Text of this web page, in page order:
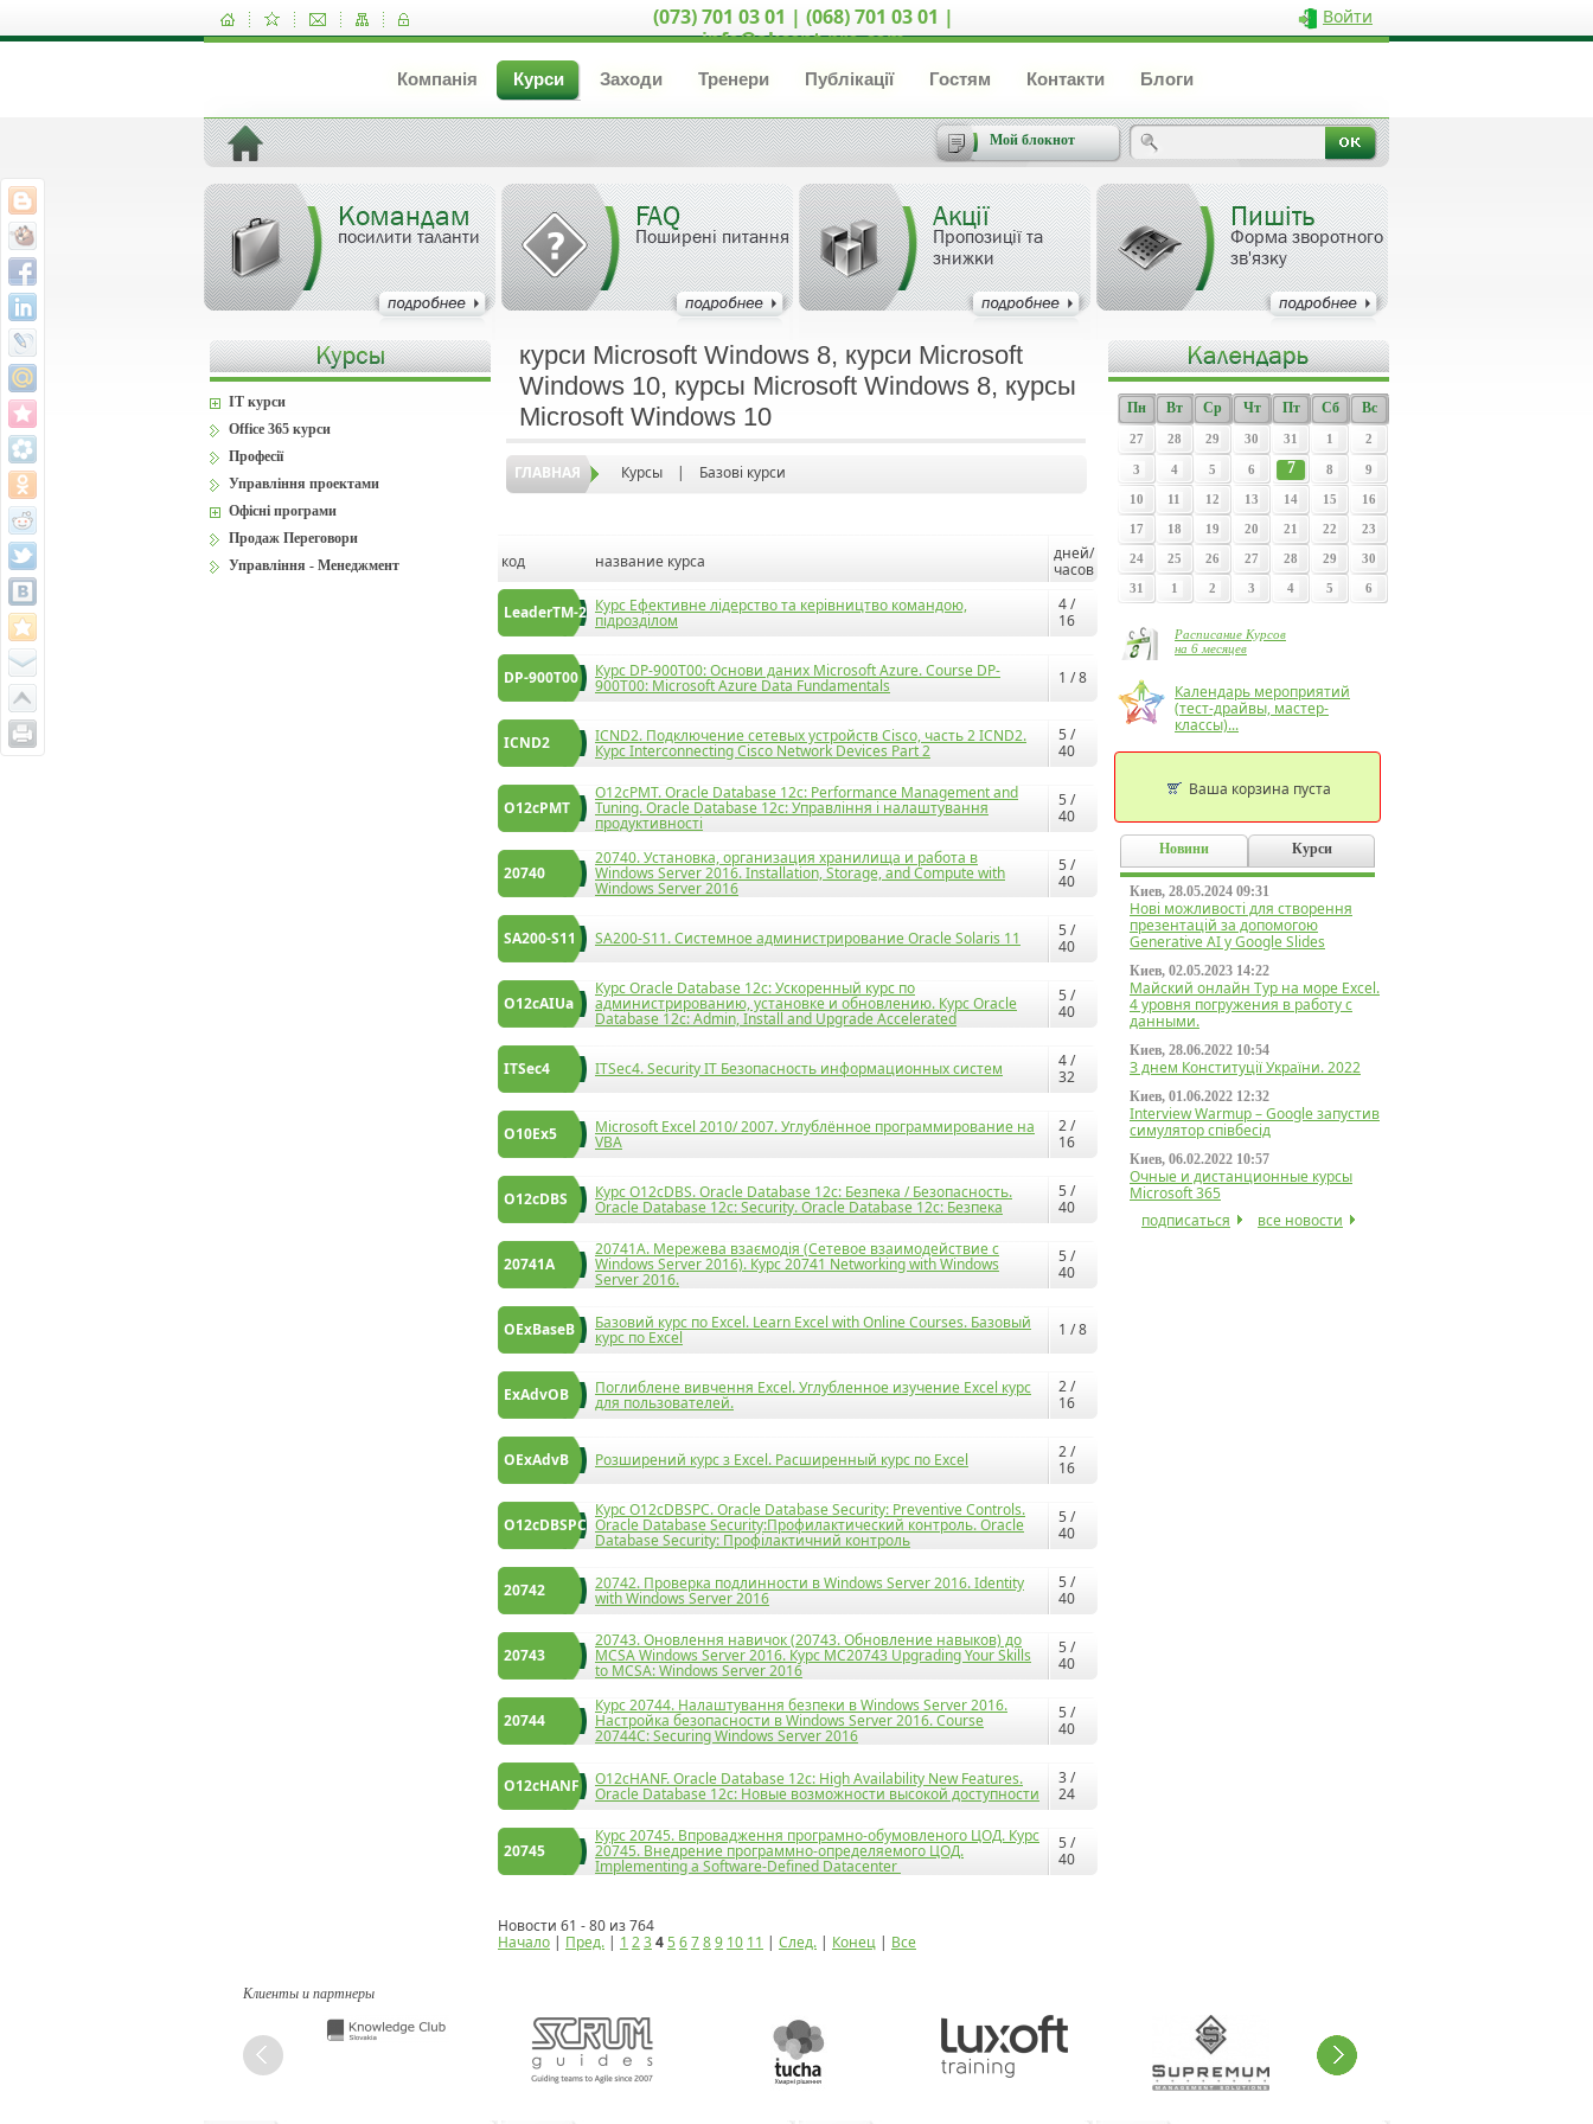
(073) 701 03 01 | (068) 701 03 01 |
info@akcent-pro.com
Войти
Компанія Курси Заходи Тренери Публікації Гостям Контакти Блоги
Мой блокнот
Командам
посилити таланти
FAQ
Поширені питання
Акції
Пропозиції та
знижки
Пишіть
Форма зворотного
зв'язку
курси Microsoft Windows 8, курси Microsoft
Windows 10, курсы Microsoft Windows 8, курсы
Microsoft Windows 10
ГЛАВНАЯ Курсы | Базові курси
код название курса
дней/
часов
LeaderTM-2 Курс Ефективне лідерство та керівництво командою,
підрозділом
4 /
16
DP-900T00 Курс DP-900T00: Основи даних Microsoft Azure. Course DP-
900T00: Microsoft Azure Data Fundamentals 1 / 8
ICND2 ICND2. Подключение сетевых устройств Cisco, часть 2 ICND2.
Курс Interconnecting Cisco Network Devices Part 2
5 /
40
O12cPMT
O12cPМT. Oracle Database 12c: Performance Management and
Tuning. Oracle Database 12c: Управління і налаштування
продуктивності
5 /
40
20740
20740. Установка, организация хранилища и работа в
Windows Server 2016. Installation, Storage, and Compute with
Windows Server 2016
5 /
40
SA200-S11 SA200-S11. Системное администрирование Oracle Solaris 11
5 /
40
O12cAIUa
Курс Oracle Database 12c: Ускоренный курс по
администрированию, установке и обновлению. Курс Oracle
Database 12c: Admin, Install and Upgrade Accelerated
5 /
40
ITSec4 ITSec4. Security IT Безопасность информационных систем
4 /
32
O10Ex5 Microsoft Excel 2010/ 2007. Углублённое программирование на
VBA
2 /
16
O12cDBS Курс O12cDBS. Oracle Database 12c: Безпека / Безопасность.
Oracle Database 12c: Security. Oracle Database 12c: Безпека
5 /
40
20741A
20741A. Мережева взаємодія (Сетевое взаимодействие с
Windows Server 2016). Курс 20741 Networking with Windows
Server 2016.
5 /
40
OExBaseB Базовий курс по Excel. Learn Excel with Online Courses. Базовый
курс по Excel 1 / 8
ExAdvOB Поглиблене вивчення Excel. Углубленное изучение Excel курс
для пользователей.
2 /
16
OExAdvB Розширений курс з Excel. Расширенный курс по Excel
2 /
16
O12cDBSPC
Курс O12cDBSPC. Oracle Database Security: Preventive Controls.
Oracle Database Security:Профилактический контроль. Oracle
Database Security: Профілактичний контроль
5 /
40
20742 20742. Проверка подлинности в Windows Server 2016. Identity
with Windows Server 2016
5 /
40
20743
20743. Оновлення навичок (20743. Обновление навыков) до
MCSA Windows Server 2016. Курс МС20743 Upgrading Your Skills
to MCSA: Windows Server 2016
5 /
40
20744
Курс 20744. Налаштування безпеки в Windows Server 2016.
Настройка безопасности в Windows Server 2016. Course
20744C: Securing Windows Server 2016
5 /
40
O12cHANF O12cHANF. Oracle Database 12c: High Availability New Features.
Oracle Database 12c: Новые возможности высокой доступности
3 /
24
20745
Курс 20745. Впровадження програмно-обумовленого ЦОД. Курс
20745. Внедрение программно-определяемого ЦОД.
Implementing a Software-Defined Datacenter
5 /
40
Новости 61 - 80 из 764
Начало | Пред. | 1 23456789 10 11 | След. | Конец | Все
IT курси
Office 365 курси
Професії
Управління проектами
Офісні програми
Продаж Переговори
Управління - Менеджмент
Пн Вт Ср Чт Пт Сб Вс
27 28 29 30 31 1 2
3 4 5 6 7 8 9
10 11 12 13 14 15 16
17 18 19 20 21 22 23
24 25 26 27 28 29 30
31 1 2 3 4 5 6
Расписание Курсов
на 6 месяцев
Календарь мероприятий
(тест-драйвы, мастер-
классы)...
Ваша корзина пуста
Новини Курси
Киев, 28.05.2024 09:31
Нові можливості для створення
презентацій за допомогою
Generative AI у Google Slides
Киев, 02.05.2023 14:22
Майский онлайн Тур на море Excel.
4 уровня погружения в работу с
данными.
Киев, 28.06.2022 10:54
З днем Конституції України. 2022
Киев, 01.06.2022 12:32
Interview Warmup – Google запустив
симулятор співбесід
Киев, 06.02.2022 10:57
Очные и дистанционные курсы
Microsoft 365
подписаться
все новости
Клиенты и партнеры